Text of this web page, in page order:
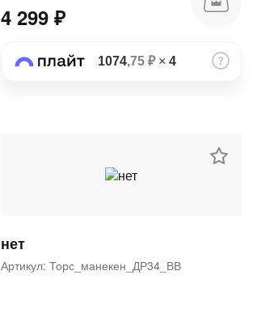
4 299 ₽
1074,75 ₽× 4
нет
Артикул: Торс_манекен_ДР34_ВВ